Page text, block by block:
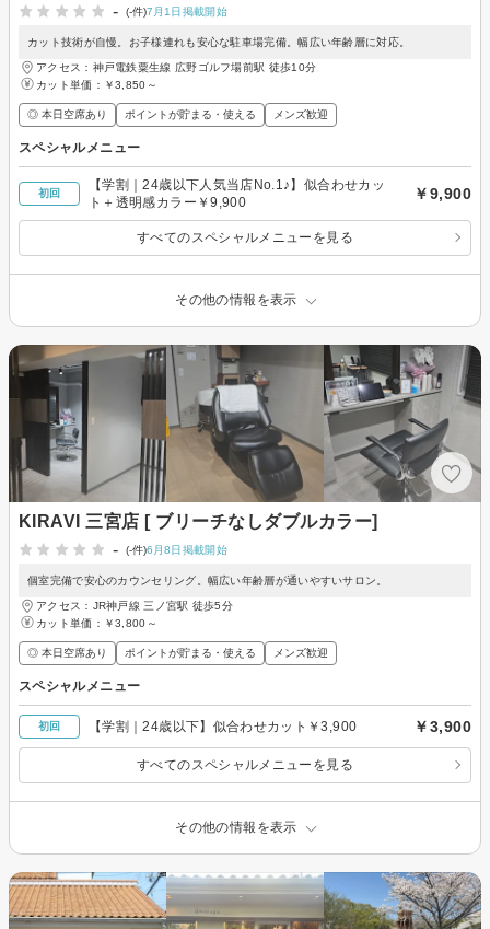
-
(-件)7月1日掲載開始
カット技術が自慢。お子様連れも安心な駐車場完備。幅広い年齢層に対応。
アクセス：神戸電鉄粟生線 広野ゴルフ場前駅 徒歩10分
カット単価： ￥3,850～
◎ 本日空席あり ポイントが貯まる・使える メンズ歓迎
スペシャルメニュー
初回
【学割｜24歳以下人気当店No.1♪】似合わせカッ
ト＋透明感カラー￥9,900
￥9,900
すべてのスペシャルメニューを見る
その他の情報を表示
KIRAVI 三宮店 [ ブリーチなしダブルカラー]
-
(-件)6月8日掲載開始
個室完備で安心のカウンセリング。幅広い年齢層が通いやすいサロン。
アクセス：JR神戸線 三ノ宮駅 徒歩5分
カット単価： ￥3,800～
◎ 本日空席あり ポイントが貯まる・使える メンズ歓迎
スペシャルメニュー
初回 【学割｜24歳以下】似合わせカット￥3,900 ￥3,900
すべてのスペシャルメニューを見る
その他の情報を表示